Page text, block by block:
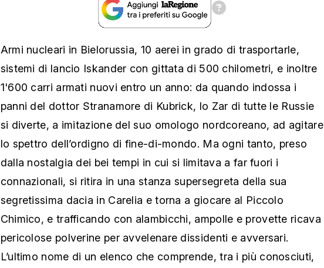
Armi nucleari in Bielorussia, 10 aerei in grado di trasportarle,
sistemi di lancio Iskander con gittata di 500 chilometri, e inoltre
1'600 carri armati nuovi entro un anno: da quando indossa i
panni del dottor Stranamore di Kubrick, lo Zar di tutte le Russie
si diverte, a imitazione del suo omologo nordcoreano, ad agitare
lo spettro dell’ordigno di fine-di-mondo. Ma ogni tanto, preso
dalla nostalgia dei bei tempi in cui si limitava a far fuori i
connazionali, si ritira in una stanza supersegreta della sua
segretissima dacia in Carelia e torna a giocare al Piccolo
Chimico, e trafficando con alambicchi, ampolle e provette ricava
pericolose polverine per avvelenare dissidenti e avversari.
L’ultimo nome di un elenco che comprende, tra i più conosciuti,